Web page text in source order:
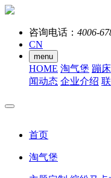
咨询电话： 4006-
CN
menu
HOME 淘气堡 蹦床
闻动态 企业介绍
首页
淘气堡